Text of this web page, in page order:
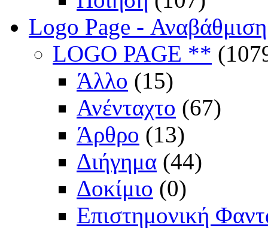
Logo Page -
LOGO PAGE **
Άλλο (15)
Ανένταχτο (67)
Άρθρο (13)
Διήγημα (44)
Δοκίμιο (0)
Επιστημονική